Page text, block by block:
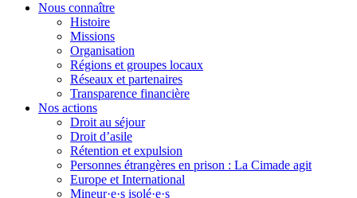
Nous connaître
Histoire
Missions
Organisation
Régions et groupes locaux
Réseaux et partenaires
Transparence financière
Nos actions
Droit au séjour
Droit d’asile
Rétention et expulsion
Personnes étrangères en prison : La Cimade agit
Europe et International
Mineur·e·s isolé·e·s